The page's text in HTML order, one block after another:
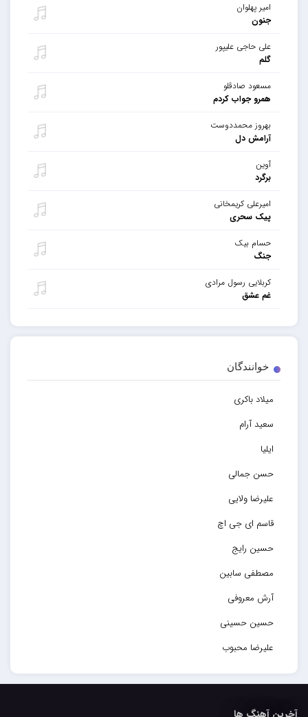
امیر پهلوان
جنون
علی حاجی علیپور
گلم
مسعود صادقلو
همرو جواب کردم
بهروز محمددوست
آرامش دل
آوین
برگرد
امیرعلی کریمخانی
پیک سحری
حسام بیک
جنگ
کربلایی رسول مرادی
غم عشق
خوانندگان
میلاد باکری
سعید آرام
ایلیا
حسن جمالی
علیرضا ولایی
قاسم ای جی اچ
حسین رایج
مصطفی سابین
آرش معروفی
حسین حسینی
علیرضا محبوب
حسین حصارکی